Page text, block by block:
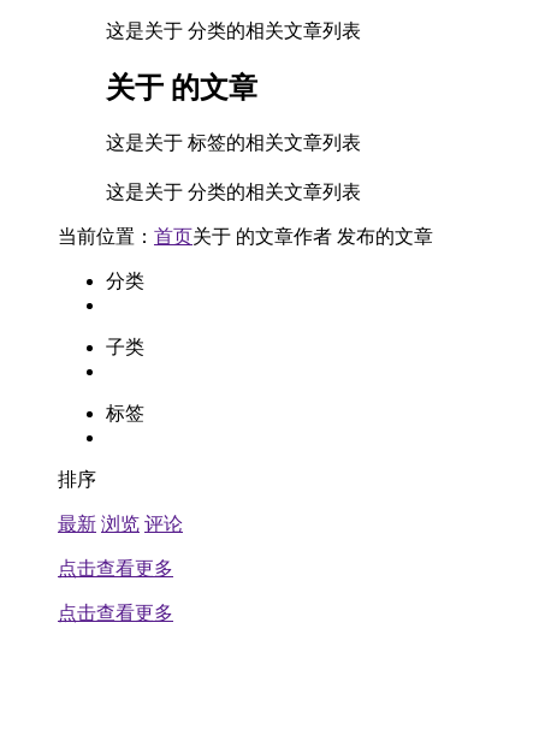
这是关于 分类的相关文章列表
关于 的文章
这是关于 标签的相关文章列表
这是关于 分类的相关文章列表
当前位置： 首页关于 的文章作者 发布的文章
分类
子类
标签
排序
最新 浏览 评论
点击查看更多
点击查看更多